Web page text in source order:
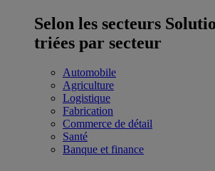
Selon les secteurs
triées par secteur
Automobile
Agriculture
Logistique
Fabrication
Commerce de détail
Santé
Banque et finance